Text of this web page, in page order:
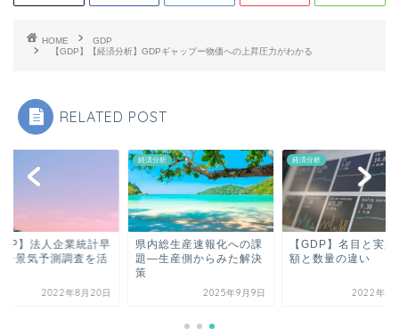
HOME
GDP
【GDP】【経済分析】GDPギャップー物価への上昇圧力がわかる
RELATED POST
】法人企業統計早
ー景気予測調査を活
2022年8月20日
経済分析
県内総生産速報化への課
題―生産側からみた解決
策
2025年9月9日
経済分析
【GDP】名目と実質
額と数量の違い
2022年3